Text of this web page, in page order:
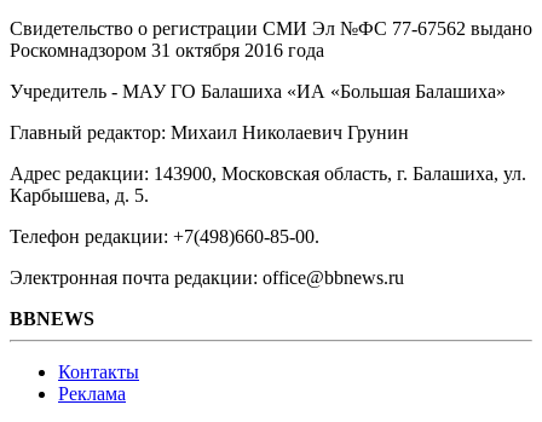
Свидетельство о регистрации СМИ Эл №ФС ‎77-67562 выдано
Роскомнадзором 31 октября 2016 года
Учредитель - МАУ ГО Балашиха «ИА «Большая Балашиха»
Главный редактор: Михаил Николаевич Грунин
Адрес редакции: 143900, Московская область, г. Балашиха, ул.
Карбышева, д. 5.
Телефон редакции: +7(498)660-85-00.
Электронная почта редакции: office@bbnews.ru
BBNEWS
Контакты
Реклама